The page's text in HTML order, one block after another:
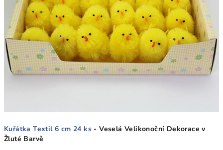
Kuřátka Textil 6 cm 24 ks - Veselá Velikonoční Dekorace v
Žluté Barvě